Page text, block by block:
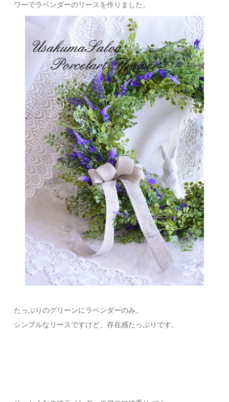
ワーでラベンダーのリースを作りました。
たっぷりのグリーンにラベンダーのみ。
シンプルなリースですけど、存在感たっぷりです。